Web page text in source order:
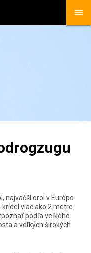
najväčší orol v Európe.
viac ako 2 metre.
podľa veľkého
a veľkých širokých